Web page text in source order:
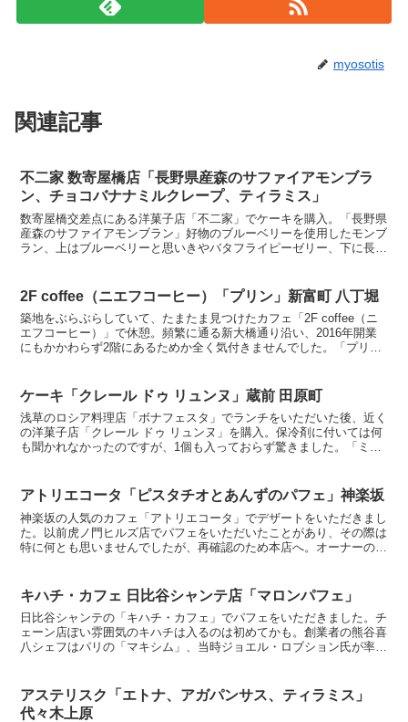
myosotis
関連記事
不二家 数寄屋橋店「長野県産森のサファイアモンブラ
ン、チョコバナナミルクレープ、ティラミス」
数寄屋橋交差点にある洋菓子店「不二家」でケーキを購入。「長野県
産森のサファイアモンブラン」好物のブルーベリーを使用したモンブ
ラン、上はブルーベリーと思いきやバタフライピーゼリー、下に長野
2F coffee（ニエフコーヒー）「プリン」新富町 八丁堀
築地をぶらぶらしていて、たまたま見つけたカフェ「2F coffee（ニ
エフコーヒー）」で休憩。頻繁に通る新大橋通り沿い、2016年開業
にもかかわらず2階にあるためか全く気付きませんでした。「プリ
ケーキ「クレール ドゥ リュンヌ」蔵前 田原町
浅草のロシア料理店「ボナフェスタ」でランチをいただいた後、近く
の洋菓子店「クレール ドゥ リュンヌ」を購入。保冷剤に付いては何
も聞かれなかったのですが、1個も入っておらず驚きました。「ミル
アトリエコータ「ピスタチオとあんずのパフェ」神楽坂
神楽坂の人気のカフェ「アトリエコータ」でデザートをいただきまし
た。以前虎ノ門ヒルズ店でパフェをいただいたことがあり、その際は
特に何とも思いませんでしたが、再確認のため本店へ。オーナーの吉
キハチ・カフェ 日比谷シャンテ店「マロンパフェ」
日比谷シャンテの「キハチ・カフェ」でパフェをいただきました。チ
ェーン店ぽい雰囲気のキハチは入るのは初めてかも。創業者の熊谷喜
八シェフはパリの「マキシム」、当時ジョエル・ロブション氏が率い
アステリスク「エトナ、アガパンサス、ティラミス」
代々木上原